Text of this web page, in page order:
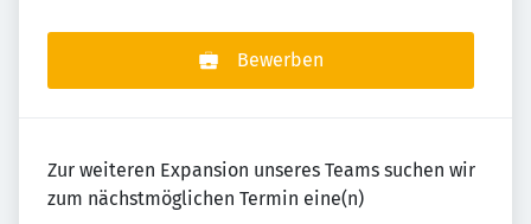
Bewerben
Zur weiteren Expansion unseres Teams suchen wir
zum nächstmöglichen Termin eine(n)